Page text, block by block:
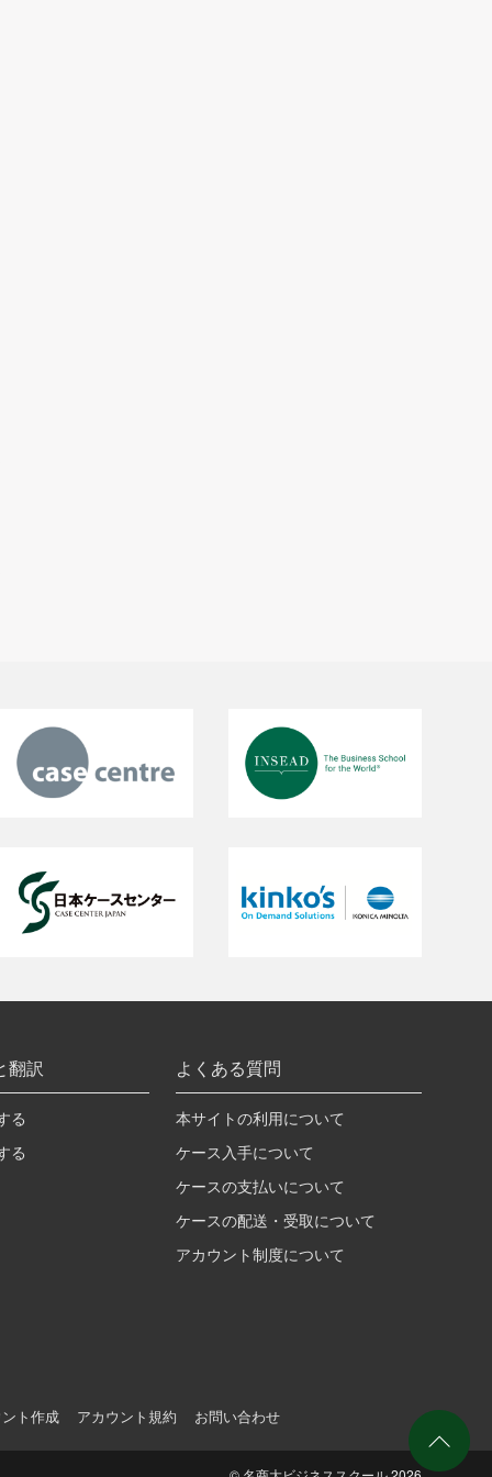
翻訳
る
る
よくある質問
本サイトの利用について
ケース入手について
ケースの支払いについて
ケースの配送・受取について
アカウント制度について
ト作成 アカウント規約 お問い合わせ